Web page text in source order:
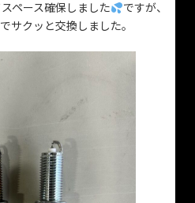
ペース確保しました
ですが、
サクッと交換しました。